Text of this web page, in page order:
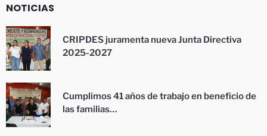
NOTICIAS
CRIPDES juramenta nueva Junta Directiva
2025-2027
Cumplimos 41 años de trabajo en beneficio de
las familias…